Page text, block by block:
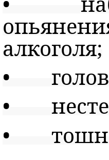
алкоголя;
•
•
•